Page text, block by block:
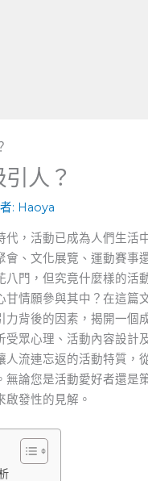
人？
: Haoya
代，活動已成為人們生活
會、文化展覽、運動賽事
八門，但究竟什麼樣的活
甘情願參與其中？在這篇
背後的因素，揭開一個
受眾心理、活動內容設計
人流連忘返的活動特質，
無論您是活動愛好者還是
啟發性的見解。